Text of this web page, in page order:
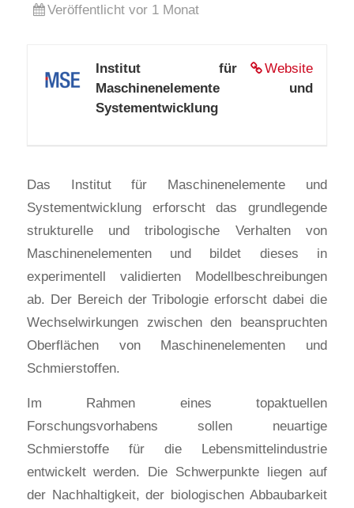
Veröffentlicht vor 1 Monat
Website
Institut für
Maschinenelemente und
Systementwicklung
Das Institut für Maschinenelemente und
Systementwicklung erforscht das grundlegende
strukturelle und tribologische Verhalten von
Maschinenelementen und bildet dieses in
experimentell validierten Modellbeschreibungen
ab. Der Bereich der Tribologie erforscht dabei die
Wechselwirkungen zwischen den beanspruchten
Oberflächen von Maschinenelementen und
Schmierstoffen.
Im Rahmen eines topaktuellen
Forschungsvorhabens sollen neuartige
Schmierstoffe für die Lebensmittelindustrie
entwickelt werden. Die Schwerpunkte liegen auf
der Nachhaltigkeit, der biologischen Abbaubarkeit